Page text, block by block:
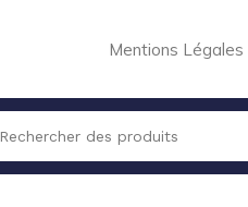
Mentions Légales